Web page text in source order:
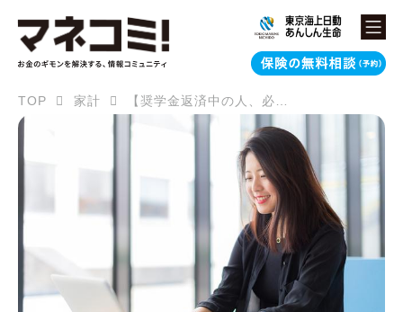
TOP 家計 【奨学金返済中の人、必読】無理のない暮らしを送るために知っておきたい3つのポイント